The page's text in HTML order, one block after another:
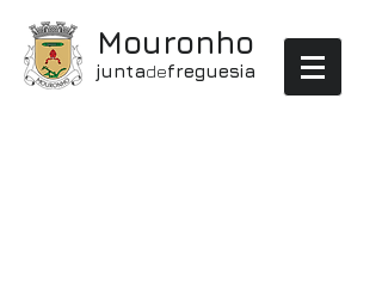
Mouronho
juntadefreguesia